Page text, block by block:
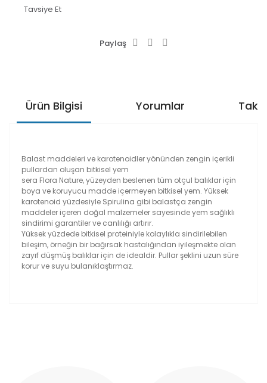
Tavsiye Et
Paylaş
Ürün Bilgisi Yorumlar
Balast maddeleri ve karotenoidler yönünden zengin içerikli
pullardan oluşan bitkisel yem
sera Flora Nature, yüzeyden beslenen tüm otçul balıklar için
boya ve koruyucu madde içermeyen bitkisel yem. Yüksek
karotenoid yüzdesiyle Spirulina gibi balastça zengin
maddeler içeren doğal malzemeler sayesinde yem sağlıklı
sindirimi garantiler ve canlılığı artırır.
Yüksek yüzdede bitkisel proteiniyle kolaylıkla sindirilebilen
bileşim, örneğin bir bağırsak hastalığından iyileşmekte olan
zayıf düşmüş balıklar için de idealdir. Pullar şeklini uzun süre
korur ve suyu bulanıklaştırmaz.